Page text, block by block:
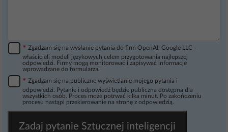
* Zgadzam się na wysłanie pytania do firm OpenAI, Google LLC -
właścicieli modeli językowych celem przygotowania najlepszej
odpowiedzi. Firmy mogą monitorować i zapisywać informacje
wprowadzane do formularza.
* Zgadzam się na publiczne wyświetlanie mojego pytania i
odpowiedzi. Pytanie i odpowiedź będzie publiczna dostępna dla
wszystkich osób. Proces może potrwać kilka minut. Po zakończeniu
procesu nastąpi przekierowanie na stronę z odpowiedzią.
Zadaj pytanie Sztucznej inteligencji